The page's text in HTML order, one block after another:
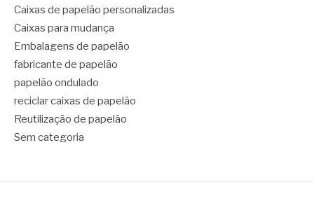
Caixas de papelão personalizadas
Caixas para mudança
Embalagens de papelão
fabricante de papelão
papelão ondulado
reciclar caixas de papelão
Reutilização de papelão
Sem categoria